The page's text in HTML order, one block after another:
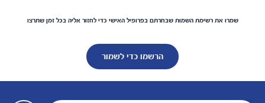
שמרו את רשימת השמות שבחרתם בפרופיל האישי כדי לחזור אליה בכל זמן שתרצו
הרשמו כדי לשמור